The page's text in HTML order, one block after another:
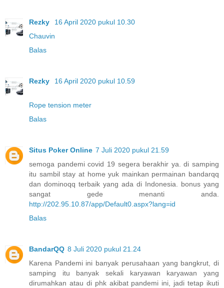
Rezky
16 April 2020 pukul 10.30
Chauvin
Balas
Rezky 16 April 2020 pukul 10.59
Rope tension meter
Balas
Situs Poker Online 7 Juli 2020 pukul 21.59
semoga pandemi covid 19 segera berakhir ya. di samping
itu sambil stay at home yuk mainkan permainan bandarqq
dan dominoqq terbaik yang ada di Indonesia. bonus yang
sangat gede menanti anda.
http://202.95.10.87/app/Default0.aspx?lang=id
Balas
BandarQQ 8 Juli 2020 pukul 21.24
Karena Pandemi ini banyak perusahaan yang bangkrut, di
samping itu banyak sekali karyawan karyawan yang
dirumahkan atau di phk akibat pandemi ini, jadi tetap ikuti